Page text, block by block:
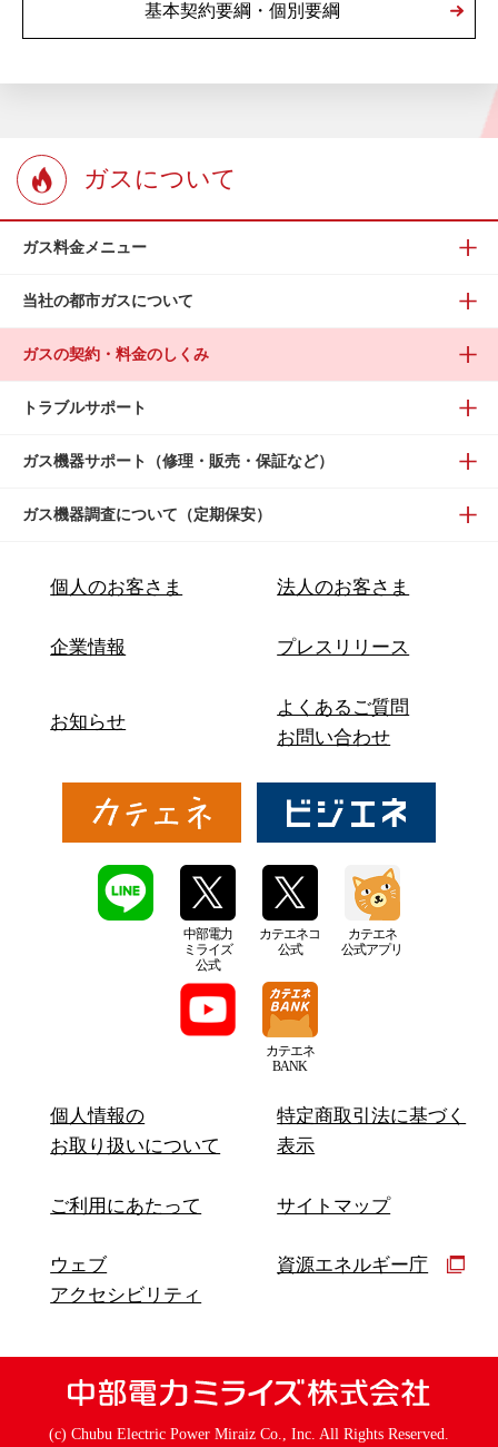
基本契約要綱・個別要綱
ガスについて
ガス料金メニュー
当社の都市ガスについて
ガスの契約・料金のしくみ
トラブルサポート
ガス機器サポート（修理・販売・保証など）
ガス機器調査について（定期保安）
個人のお客さま 法人のお客さま
企業情報 プレスリリース
お知らせ
よくあるご質問
お問い合わせ
中部電力
ミライズ
公式
カテエネコ
公式
カテエネ
公式アプリ
カテエネ
BANK
個人情報の
お取り扱いについて
特定商取引法に基づく
表示
ご利用にあたって サイトマップ
ウェブ
アクセシビリティ
資源エネルギー庁
(c) Chubu Electric Power Miraiz Co., Inc. All Rights Reserved.